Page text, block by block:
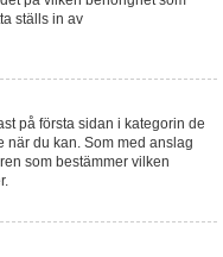
ställs in av
på första sidan i kategorin de
när du kan. Som med anslag
som bestämmer vilken